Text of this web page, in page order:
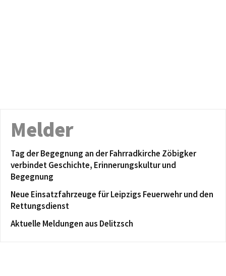
Melder
Tag der Begegnung an der Fahrradkirche Zöbigker
verbindet Geschichte, Erinnerungskultur und
Begegnung
Neue Einsatzfahrzeuge für Leipzigs Feuerwehr und den
Rettungsdienst
Aktuelle Meldungen aus Delitzsch